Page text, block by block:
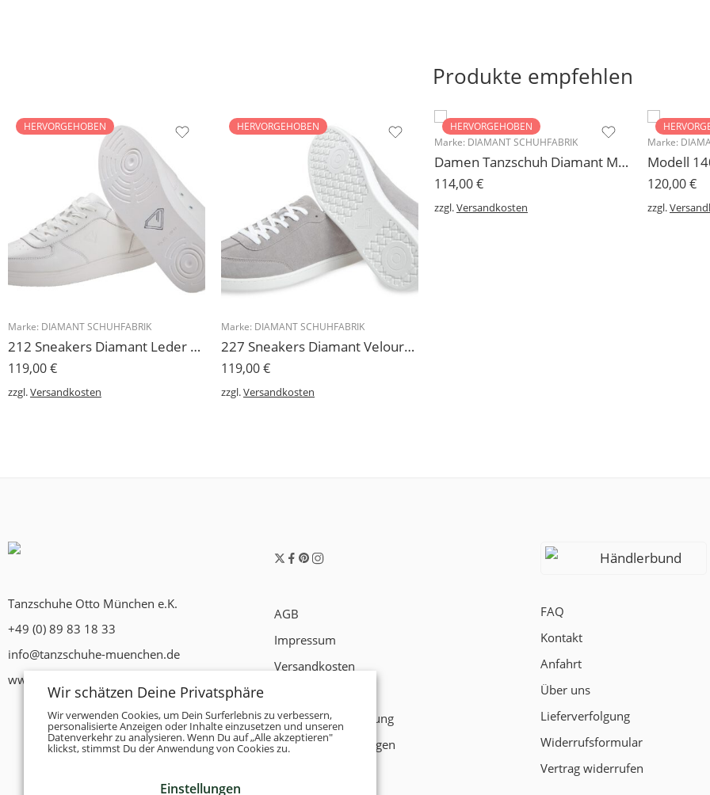
Produkte empfehlen
HERVORGEHOBEN
Marke: DIAMANT SCHUHFABRIK
212 Sneakers Diamant Leder weiss, drehfreudige Kunststoffsohle
119,00€
zzgl.Versandkosten
HERVORGEHOBEN
Marke: DIAMANT SCHUHFABRIK
227 Sneakers Diamant Veloursleder hellgrau, drehfreudige Kunststoffsohle
119,00€
zzgl.Versandkosten
HERVORGEHOBEN
Marke: DIAMANT SCHUHFABRIK
Damen Tanzschuh Diamant Modell 105
114,00€
zzgl.Versandkosten
Marke:
120,00€
zzgl.
Tanzschuhe Otto München e.K.
+49 (0) 89 83 18 33
info@tanzschuhe-muenchen.de
www.tanzschuhe-muenchen.de
AGB
Impressum
Versandkosten
Datenschutzerklärung
Zahlungsbedingungen
Händlerbund
FAQ
Kontakt
Anfahrt
Über uns
Lieferverfolgung
Widerrufsformular
Vertrag widerrufen
Wir schätzen Deine Privatsphäre
Wir verwenden Cookies, um Dein Surferlebnis zu verbessern,
personalisierte Anzeigen oder Inhalte einzusetzen und unseren
Datenverkehr zu analysieren. Wenn Du auf „Alle akzeptieren"
klickst, stimmst Du der Anwendung von Cookies zu.
Einstellungen